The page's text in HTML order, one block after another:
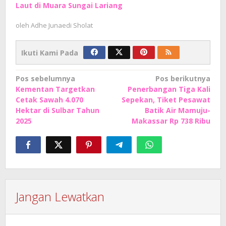
Laut di Muara Sungai Lariang
oleh Adhe Junaedi Sholat
Ikuti Kami Pada
Navigasi
pos
Pos sebelumnya
Kementan Targetkan
Cetak Sawah 4.070
Hektar di Sulbar Tahun
2025
Pos berikutnya
Penerbangan Tiga Kali
Sepekan, Tiket Pesawat
Batik Air Mamuju-
Makassar Rp 738 Ribu
Jangan Lewatkan